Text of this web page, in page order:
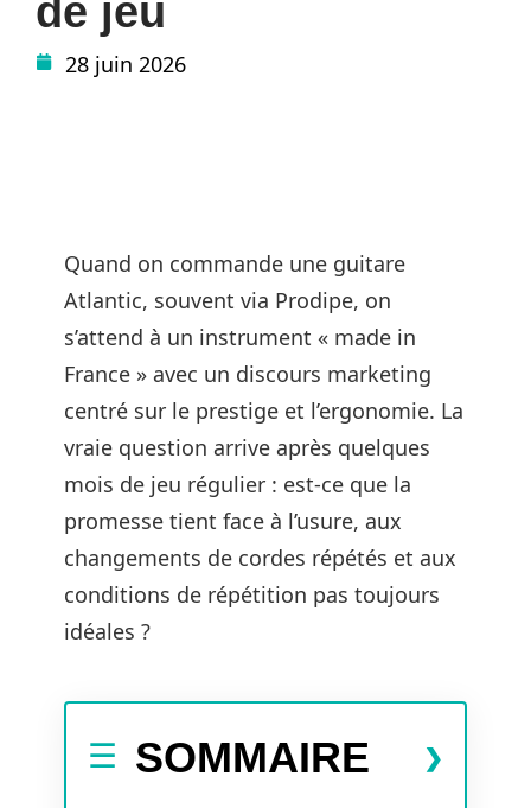
de jeu
28 juin 2026
Quand on commande une guitare
Atlantic, souvent via Prodipe, on
s’attend à un instrument « made in
France » avec un discours marketing
centré sur le prestige et l’ergonomie. La
vraie question arrive après quelques
mois de jeu régulier : est-ce que la
promesse tient face à l’usure, aux
changements de cordes répétés et aux
conditions de répétition pas toujours
idéales ?
SOMMAIRE